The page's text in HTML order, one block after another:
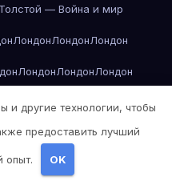
— Война и мир
ЛондонЛондонЛондон
ЛондонЛондонЛондон
Анджелес
АнджелесЛос-Анджелес
АнджелесЛос-Анджелес
и другие технологии, чтобы
предоставить лучший
опыт. OK